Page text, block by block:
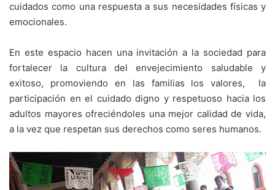
cuidados como una respuesta a sus necesidades físicas y
emocionales.
En este espacio hacen una invitación a la sociedad para
fortalecer la cultura del envejecimiento saludable y
exitoso, promoviendo en las familias los valores, la
participación en el cuidado digno y respetuoso hacia los
adultos mayores ofreciéndoles una mejor calidad de vida,
a la vez que respetan sus derechos como seres humanos.